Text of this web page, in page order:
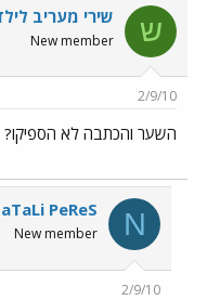
ש שירי מעריב
New member
2/9/10
השער והכתבה לא הספיקו?
N
PeReS
New member
2/9/10